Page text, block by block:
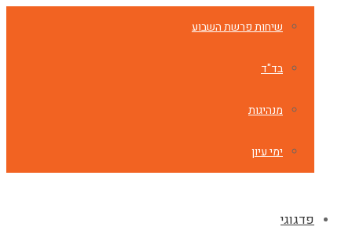
שיחות פרשת השבוע
בד"ד
מנהיגות
ימי עיון
פדגוגי